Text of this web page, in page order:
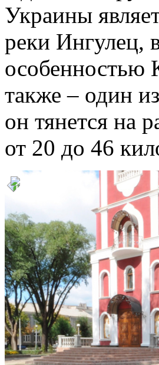
Украины
реки Ингулец,
особенностью
также – один
он тянется на
от 20 до 46